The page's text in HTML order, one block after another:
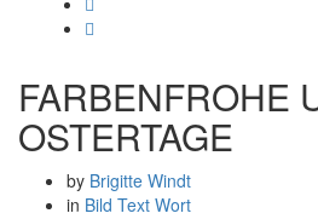
FARBENFROHE
OSTERTAGE
by Brigitte Windt
in Bild Text Wort